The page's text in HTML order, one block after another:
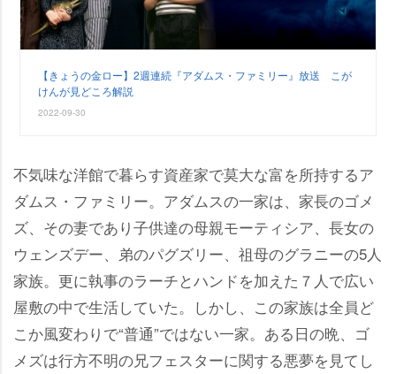
【きょうの金ロー】2週連続『アダムス・ファミリー』放送 こが
けんが見どころ解説
2022-09-30
不気味な洋館で暮らす資産家で莫大な富を所持するア
ダムス・ファミリー。アダムスの一家は、家長のゴメ
ズ、その妻であり子供達の母親モーティシア、長女の
ウェンズデー、弟のパグズリー、祖母のグラニーの5人
家族。更に執事のラーチとハンドを加えた７人で広い
屋敷の中で生活していた。しかし、この家族は全員ど
こか風変わりで“普通”ではない一家。ある日の晩、ゴ
メズは行方不明の兄フェスターに関する悪夢を見てし